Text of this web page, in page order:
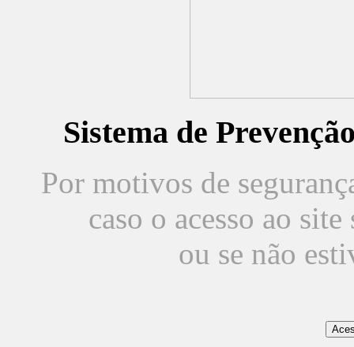
Sistema de
Por motivos de
caso o acesso ao
ou se não